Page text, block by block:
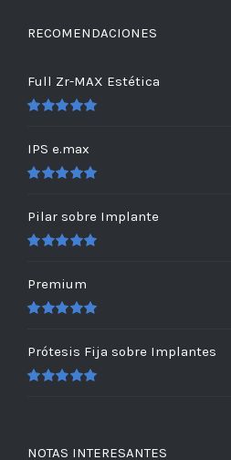
RECOMENDACIONES
Full Zr-MAX Estética
IPS e.max
Pilar sobre Implante
Premium
Prótesis Fija sobre Implantes
NOTAS INTERESANTES